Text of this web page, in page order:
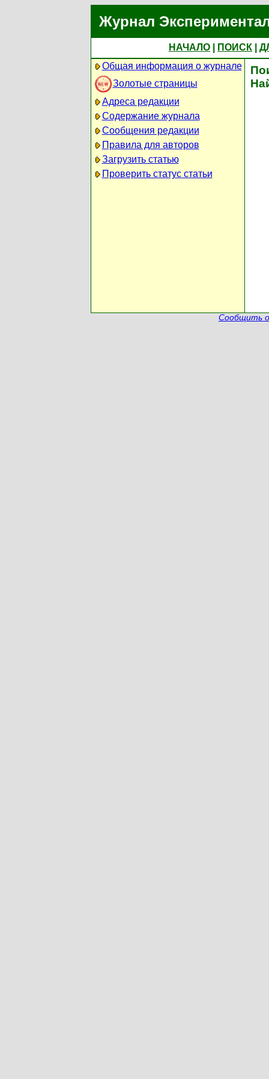
Журнал
НАЧАЛО ПОИСК
Общая информация о журнале
Золотые страницы
Адреса редакции
Содержание журнала
Сообщения редакции
Правила для авторов
Загрузить статью
Проверить статус статьи
Сообщить о